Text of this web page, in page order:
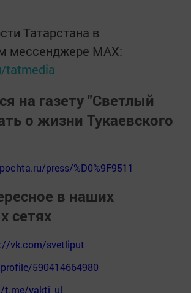
Татарстана в
мессенджере MАХ:
tatmedia
на газету "Светлый
о жизни Тукаевского
press/%D0%9F9511
в наших
сетях
vk.com/svetliput
590414664980
t.me/yakti_ul